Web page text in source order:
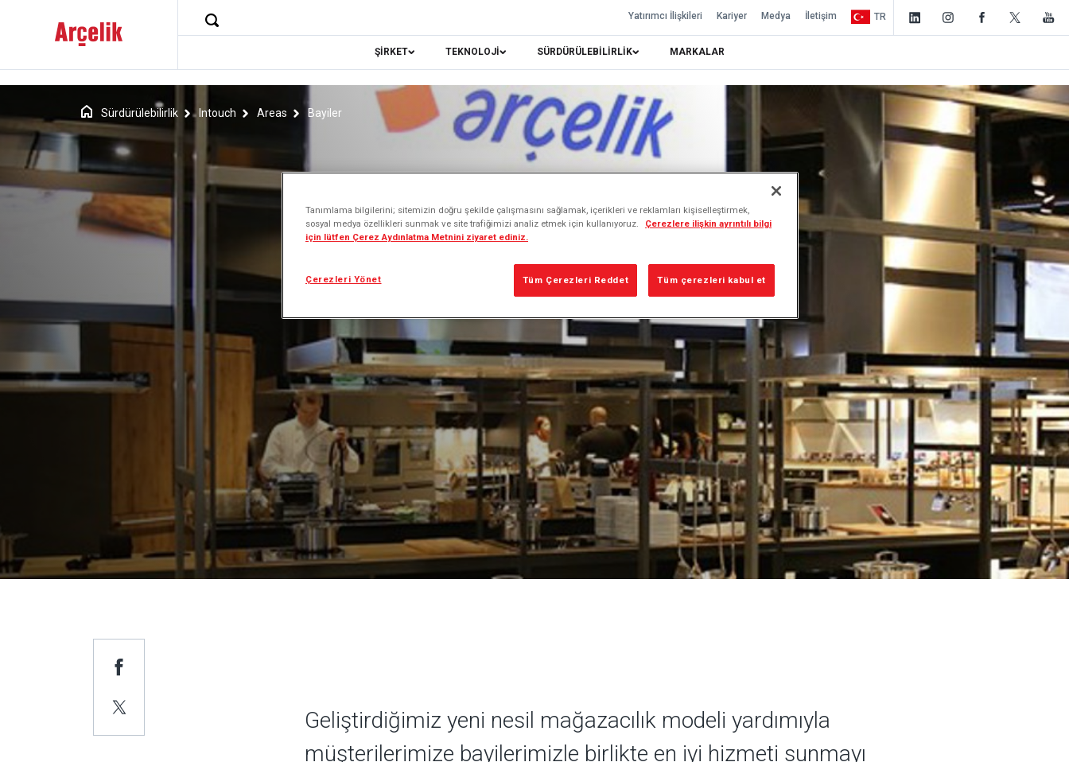
Yatırımcı İlişkileri Kariyer Medya İletişim TR
ŞİRKET TEKNOLOJİ SÜRDÜRÜLEBİLİRLİK MARKALAR
Sürdürülebilirlik Intouch Areas Bayiler
Geliştirdiğimiz yeni nesil mağazacılık modeli yardımıyla
müşterilerimize bayilerimizle birlikte en iyi hizmeti sunmayı
Tanımlama bilgilerini; sitemizin doğru şekilde çalışmasını sağlamak, içerikleri ve reklamları kişiselleştirmek,
sosyal medya özellikleri sunmak ve site trafiğimizi analiz etmek için kullanıyoruz.
Çerezlere ilişkin ayrıntılı bilgi
için lütfen Çerez Aydınlatma Metnini ziyaret ediniz.
Tüm Çerezleri Reddet Tüm çerezleri kabul et
Çerezleri Yönet